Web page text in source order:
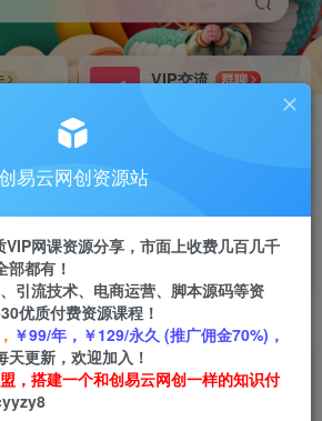
VIP交流
群聊
研究探讨更多创业项目路子。
接
APP下载
GO
费 正文
心推，搞懂抖音小店随心推投放
易云网创资源站
网课资源分享，市面上收费几百几千
部都有！
引流技术、电商运营、脚本源码等资
优质付费资源课程！
￥99/年，￥129/永久 (推广佣金70%)，
天更新，欢迎加入！
，搭建一个和创易云网创一样的知识付